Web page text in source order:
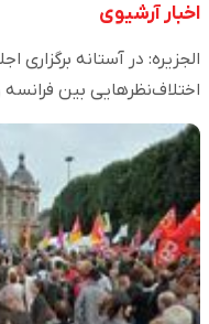
اخبار آرشیوی
الجزیره: در آستانه برگزاری
اختلاف‌نظرهایی بین فرانسه